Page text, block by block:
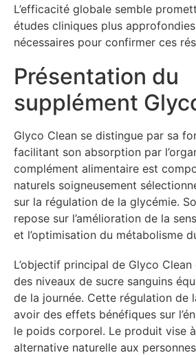
L’efficacité globale semble
études cliniques plus
nécessaires pour confirmer ces
Présentation du
supplément
Glyco Clean se distingue par sa
facilitant son absorption par
complément alimentaire est
naturels soigneusement
sur la régulation de la glycémie.
repose sur l’amélioration de la
et l’optimisation du métabolisme
L’objectif principal de Glyco
des niveaux de sucre sanguins
de la journée. Cette régulation de
avoir des effets bénéfiques sur
le poids corporel. Le produit vise
alternative naturelle aux